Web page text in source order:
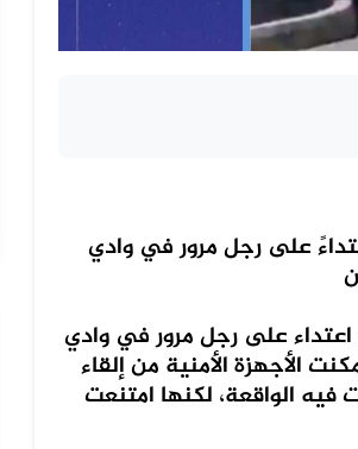
على رجل مرور في وادي
على رجل مرور في وادي
الأجهزة الأمنية من إلقاء
الواقعة، لكنها امتنعت